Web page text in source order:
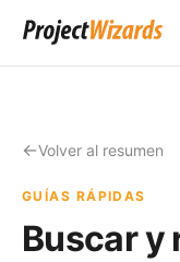
Volver al resumen
GUÍAS RÁPIDAS
Buscar y